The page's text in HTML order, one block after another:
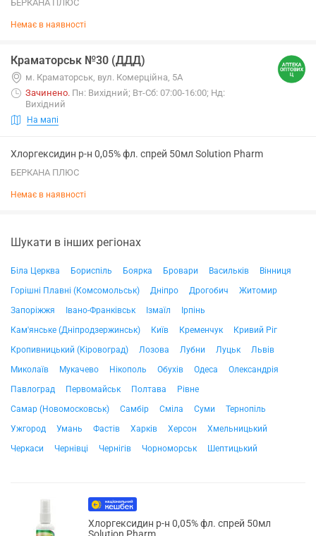
БЕРКАНА ПЛЮС
Немає в наявності
Краматорськ №30 (ДДД)
м. Краматорськ, вул. Комерційна, 5А
Зачинено. Пн: Вихідний; Вт-Сб: 07:00-16:00; Нд:
Вихідний
На мапі
Хлоргексидин р-н 0,05% фл. спрей 50мл Solution Pharm
БЕРКАНА ПЛЮС
Немає в наявності
Шукати в інших регіонах
Біла Церква Бориспіль Боярка Бровари Васильків
Вінниця
Горішні Плавні (Комсомольськ)
Дніпро Дрогобич
Житомир
Запоріжжя
Івано-Франківськ Ізмаїл
Ірпінь
Кам'янське (Дніпродзержинськ)
Київ Кременчук
Кривий Ріг
Кропивницький (Кіровоград)
Лозова Лубни Луцьк
Львів
Миколаїв
Мукачево Нікополь Обухів Одеса
Олександрія
Павлоград
Первомайськ Полтава
Рівне
Самар (Новомосковськ)
Самбір Сміла Суми
Тернопіль
Ужгород
Умань Фастів Харків Херсон
Хмельницький
Черкаси
Чернівці Чернігів Чорноморськ Шептицький
Хлоргексидин р-н 0,05% фл. спрей 50мл